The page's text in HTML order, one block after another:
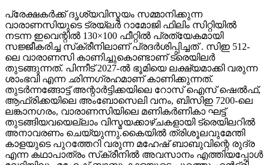
പ്രേക്ഷകർക്ക് ദൃശ്യവിസ്മയം സമ്മാനിക്കുന്ന
വാരാണസിയുടെ ട്രയ്ലർ റാമോജി ഫിലിം സിറ്റിയിൽ
നടന്ന ഇവെന്റിൽ 130×100 ഫീറ്റിൽ പ്രത്യേകമായി
സജ്ജീകരിച്ച സ്‌ക്രീനിലാണ് പ്രദർശിപ്പിച്ചത് . സിഇ 512-
ലെ വാരാണസി കാണിച്ചുകൊണ്ടാണ് ട്രെയിലര്‍
തുടങ്ങുന്നത്. പിന്നീട് 2027-ല്‍ ഭൂമിയെ ലക്ഷ്യമാക്കി വരുന്ന
ശാംഭവി എന്ന ഛിന്നഗ്രഹമാണ് കാണിക്കുന്നത്.
തുടര്‍ന്നങ്ങോട്ട് അന്റാര്‍ട്ടിക്കയിലെ റോസ് ഐസ് ഷെല്‍ഫ്,
ആഫ്രിക്കയിലെ അംബോസെലി വനം, ബിസിഇ 7200-ലെ
ലങ്കാനഗരം, വാരാണസിയിലെ മണികര്‍ണികാ ഘട്ട്
തുടങ്ങിയവയെല്ലാം വിസ്മയക്കാഴ്ചകളായി ട്രെയിലറില്‍
അനാവരണം ചെയ്യുന്നു.കൈയില്‍ ത്രിശൂലവുമേന്തി
കാളയുടെ പുറത്തേറി വരുന്ന മഹേഷ് ബാബുവിന്റെ രുദ്ര
എന്ന കഥാപാത്രം സ്‌ക്രീനിൽ അവസാനം എത്തിയപ്പോൾ